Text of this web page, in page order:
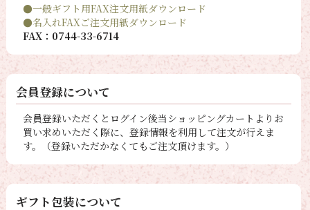
●一般ギフト用FAX注文用紙ダウンロード
●名入れFAXご注文用紙ダウンロード
FAX：0744-33-6714
会員登録について
会員登録いただくとログイン後当ショッピングカートよりお
買い求めいただく際に、登録情報を利用して注文が行えま
す。（登録いただかなくてもご注文頂けます。）
ギフト包装について